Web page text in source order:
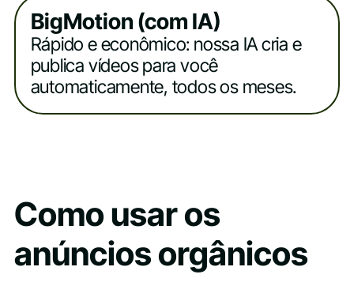
BigMotion (com IA)
Rápido e econômico: nossa IA cria e
publica vídeos para você
automaticamente, todos os meses.
Como usar os
anúncios orgânicos